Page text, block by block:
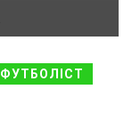
ФУТБОЛІСТ